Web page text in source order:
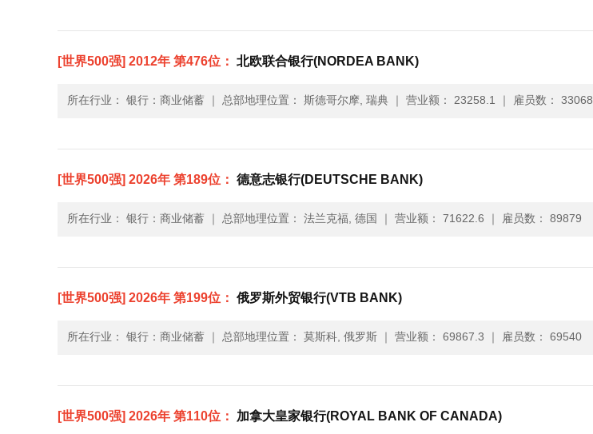
[世界500强] 2012年 第476位： 北欧联合银行(NORDEA BANK)
所在行业： 银行：商业储蓄 ｜ 总部地理位置： 斯德哥尔摩, 瑞典 ｜ 营业额： 23258.1 ｜ 雇员数： 33068
[世界500强] 2026年 第189位： 德意志银行(DEUTSCHE BANK)
所在行业： 银行：商业储蓄 ｜ 总部地理位置： 法兰克福, 德国 ｜ 营业额： 71622.6 ｜ 雇员数： 89879
[世界500强] 2026年 第199位： 俄罗斯外贸银行(VTB BANK)
所在行业： 银行：商业储蓄 ｜ 总部地理位置： 莫斯科, 俄罗斯 ｜ 营业额： 69867.3 ｜ 雇员数： 69540
[世界500强] 2026年 第110位： 加拿大皇家银行(ROYAL BANK OF CANADA)